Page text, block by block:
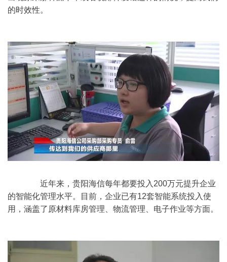
的时效性。
的智能化管理水平。目前，企业已有12套智能系统投入使
用，涵盖了原材料库房管理、物流管理、电子作业等方面。